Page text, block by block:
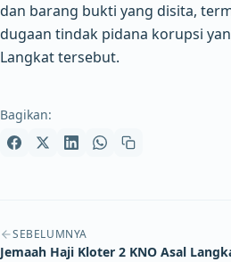
dan barang bukti yang disita,
dugaan tindak pidana korupsi
Langkat tersebut.
Bagikan:
Navigasi artikel
SEBELUMNYA
Jemaah Haji Kloter 2 KNO Asal